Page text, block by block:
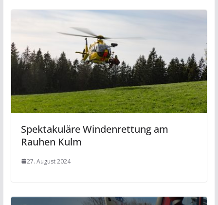
Spektakuläre Windenrettung am
Rauhen Kulm
27. August 2024